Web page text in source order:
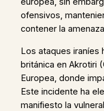
ofensivos,
contener la
Los ataques iraníes
británica en Akrotiri
Europea, donde
Este incidente ha
manifiesto la